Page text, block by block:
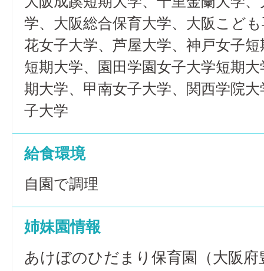
学、大阪総合保育大学、大阪こど
花女子大学、芦屋大学、神戸女子
短期大学、園田学園女子大学短期
期大学、甲南女子大学、関西学院
子大学
給食環境
自園で調理
姉妹園情報
あけぼのひだまり保育園（大阪府